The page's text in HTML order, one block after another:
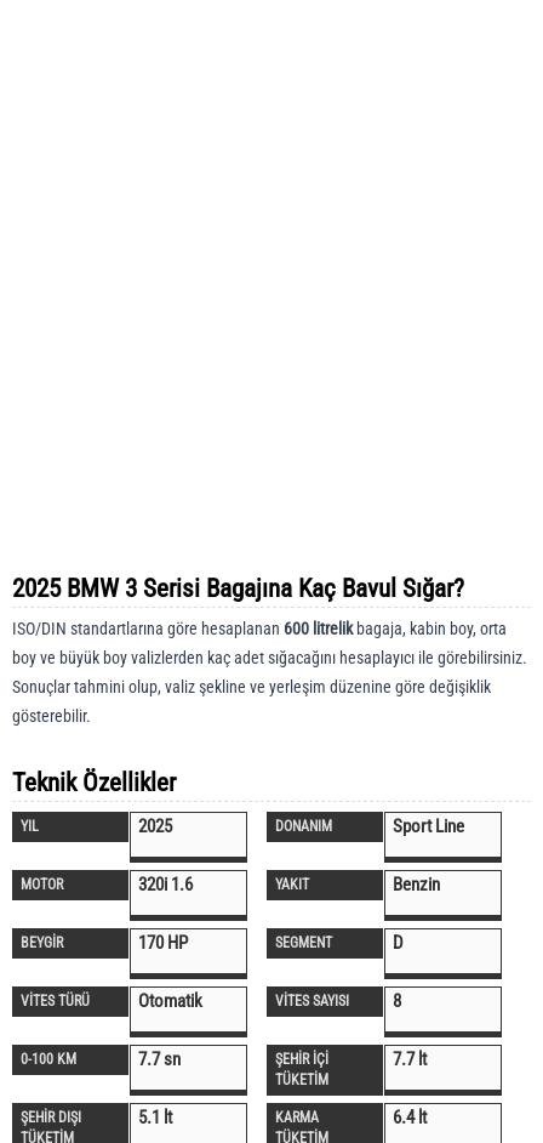
2025 BMW 3 Serisi Bagajına Kaç Bavul Sığar?
ISO/DIN standartlarına göre hesaplanan 600 litrelikbagaja, kabin boy, orta
boy ve büyük boy valizlerden kaç adet sığacağını hesaplayıcı ile görebilirsiniz.
Sonuçlar tahmini olup, valiz şekline ve yerleşim düzenine göre değişiklik
gösterebilir.
Teknik Özellikler
YIL 2025 DONANIM Sport Line
MOTOR 320i 1.6 YAKIT Benzin
BEYGİR 170 HP SEGMENT D
VİTES TÜRÜ Otomatik VİTES SAYISI 8
0-100 KM 7.7 sn
ŞEHİR İÇİ
TÜKETİM
7.7 lt
ŞEHİR DIŞI
TÜKETİM
5.1 lt
KARMA
TÜKETİM
6.4 lt